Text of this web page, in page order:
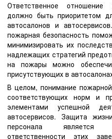
Ответственное
должно быть приоритетом
автосалонов и
пожарная безопасность
минимизировать их
надлежащих стратегий
на пожары можно
присутствующих в
В целом, понимание
соответствующих норм и
элементами успешной
автосервисов. Защита
персонала является
ответственности этих